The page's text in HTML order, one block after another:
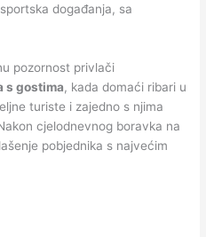
događanja, sa
pozornost privlači
s gostima, kada domaći ribari u
turiste i zajedno s njima
cjelodnevnog boravka na
pobjednika s najvećim